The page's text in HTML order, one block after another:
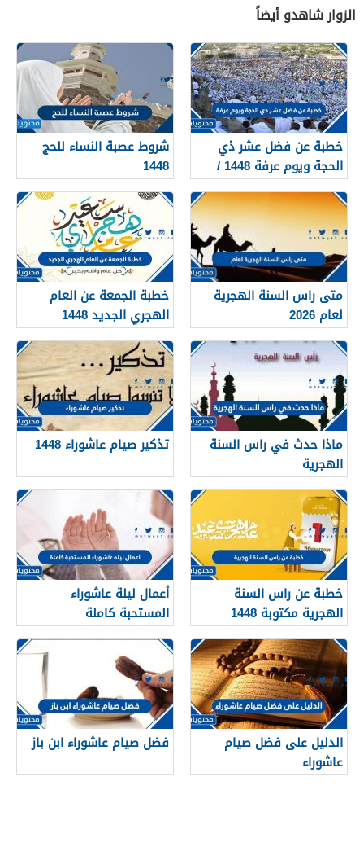
الزوار شاهدو أيضاً
خطبة عن فضل عشر ذي
الحجة ويوم عرفة 1448 /
2026
شروط عصبة النساء للحج
1448
متى راس السنة الهجرية
لعام 2026
خطبة الجمعة عن العام
الهجري الجديد 1448
ماذا حدث في راس السنة
الهجرية
تذكير صيام عاشوراء 1448
خطبة عن راس السنة
الهجرية مكتوبة 1448
أعمال ليلة عاشوراء
المستحبة كاملة
الدليل على فضل صيام
عاشوراء
فضل صيام عاشوراء ابن باز